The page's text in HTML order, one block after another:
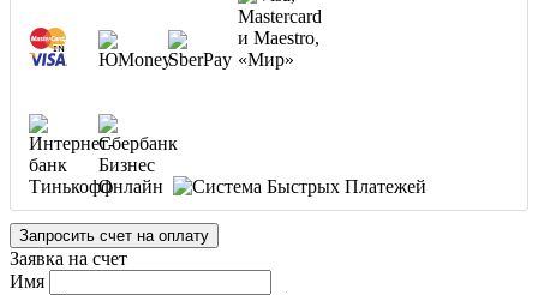
Запросить счет на оплату
Заявка на счет
Имя